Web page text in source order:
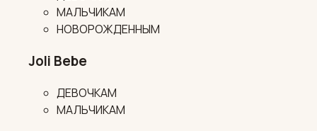
МАЛЬЧИКАМ
НОВОРОЖДЕННЫМ
Joli Bebe
ДЕВОЧКАМ
МАЛЬЧИКАМ